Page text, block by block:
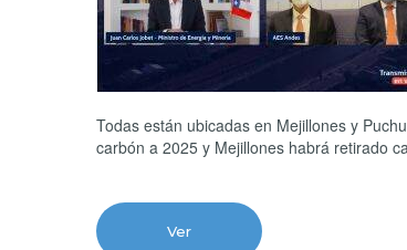
Todas están ubicadas en Mejillones y
carbón a 2025 y Mejillones habrá retirado
Ver